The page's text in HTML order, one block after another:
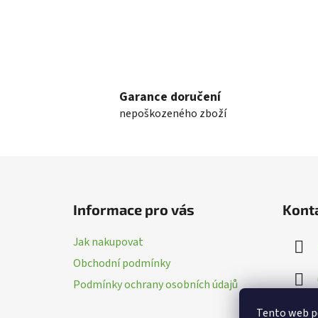
Tento web
Garance doručení
nepoškozeného zboží
Informace pro vás
Jak nakupovat
Obchodní podmínky
Podmínky ochrany osobních údajů